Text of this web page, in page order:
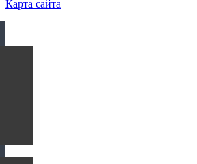
Карта сайта